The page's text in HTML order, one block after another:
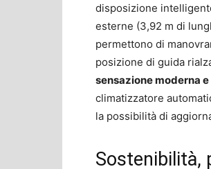
disposizione
esterne (3,92 m di
permettono di
posizione di guida
sensazione moderna
climatizzatore
la possibilità di
Sostenibilità,